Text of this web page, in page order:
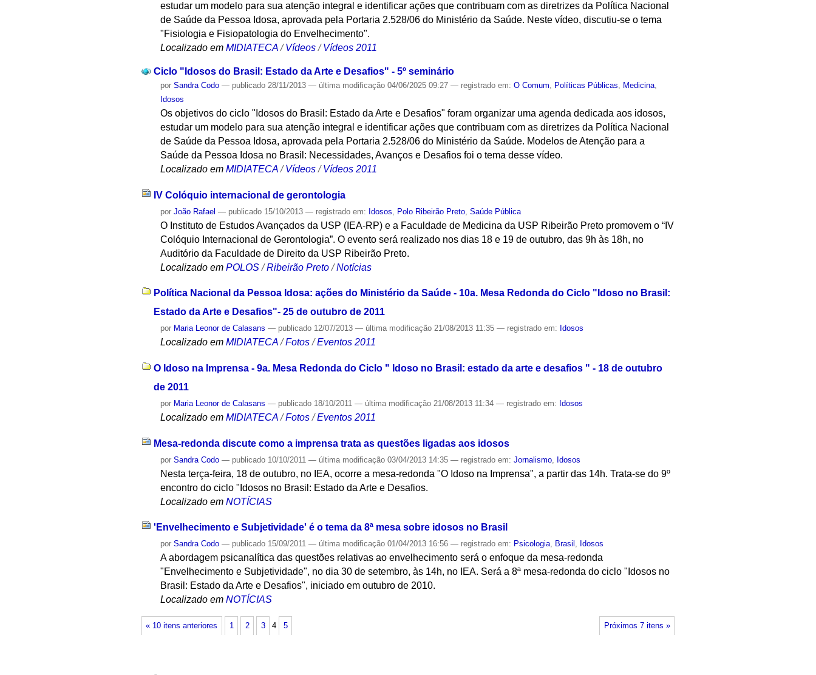
estudar um modelo para sua atenção integral e identificar ações que contribuam com as diretrizes da Política Nacional
de Saúde da Pessoa Idosa, aprovada pela Portaria 2.528/06 do Ministério da Saúde. Neste vídeo, discutiu-se o tema
"Fisiologia e Fisiopatologia do Envelhecimento".
Localizado em MIDIATECA /Vídeos /Vídeos 2011
Ciclo "Idosos do Brasil: Estado da Arte e Desafios" - 5º seminário
porSandra Codo — publicado 28/11/2013— última modificação 04/06/2025 09:27— registrado em:O Comum Políticas Públicas Medicina
Idosos
Os objetivos do ciclo "Idosos do Brasil: Estado da Arte e Desafios" foram organizar uma agenda dedicada aos idosos,
estudar um modelo para sua atenção integral e identificar ações que contribuam com as diretrizes da Política Nacional
de Saúde da Pessoa Idosa, aprovada pela Portaria 2.528/06 do Ministério da Saúde. Modelos de Atenção para a
Saúde da Pessoa Idosa no Brasil: Necessidades, Avanços e Desafios foi o tema desse vídeo.
Localizado em MIDIATECA /Vídeos /Vídeos 2011
IV Colóquio internacional de gerontologia
porJoão Rafael — publicado 15/10/2013— registrado em: Idosos Polo Ribeirão Preto ,Saúde Pública
O Instituto de Estudos Avançados da USP (IEA-RP) e a Faculdade de Medicina da USP Ribeirão Preto promovem o “IV
Colóquio Internacional de Gerontologia”. O evento será realizado nos dias 18 e 19 de outubro, das 9h às 18h, no
Auditório da Faculdade de Direito da USP Ribeirão Preto.
Localizado em POLOS /Ribeirão Preto /Notícias
Política Nacional da Pessoa Idosa: ações do Ministério da Saúde - 10a. Mesa Redonda do Ciclo "Idoso no Brasil:
Estado da Arte e Desafios"- 25 de outubro de 2011
por Maria Leonor de Calasans — publicado 12/07/2013— última modificação 21/08/2013 11:35— registrado em: Idosos
Localizado em MIDIATECA /Fotos /Eventos 2011
O Idoso na Imprensa - 9a. Mesa Redonda do Ciclo " Idoso no Brasil: estado da arte e desafios " - 18 de outubro
de 2011
por Maria Leonor de Calasans — publicado 18/10/2011— última modificação 21/08/2013 11:34— registrado em: Idosos
Localizado em MIDIATECA /Fotos /Eventos 2011
Mesa-redonda discute como a imprensa trata as questões ligadas aos idosos
porSandra Codo — publicado 10/10/2011— última modificação 03/04/2013 14:35— registrado em:Jornalismo Idosos
Nesta terça-feira, 18 de outubro, no IEA, ocorre a mesa-redonda "O Idoso na Imprensa", a partir das 14h. Trata-se do 9º
encontro do ciclo "Idosos no Brasil: Estado da Arte e Desafios.
Localizado em NOTÍCIAS
'Envelhecimento e Subjetividade' é o tema da 8ª mesa sobre idosos no Brasil
porSandra Codo — publicado 15/09/2011— última modificação 01/04/2013 16:56— registrado em: Psicologia, Brasil , Idosos
A abordagem psicanalítica das questões relativas ao envelhecimento será o enfoque da mesa-redonda
"Envelhecimento e Subjetividade", no dia 30 de setembro, às 14h, no IEA. Será a 8ª mesa-redonda do ciclo "Idosos no
Brasil: Estado da Arte e Desafios", iniciado em outubro de 2010.
Localizado em NOTÍCIAS
« 10 itens anteriores Próximos 7 itens »
1 2 3 4 5